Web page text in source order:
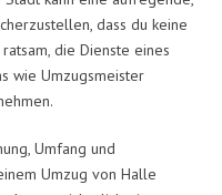
dass du keine
die Dienste eines
wie Umzugsmeister
Umfang und
Umzug von Halle